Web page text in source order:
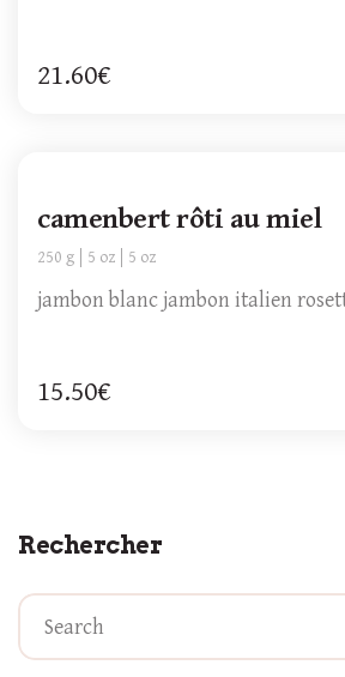
21.60€
camenbert rôti au miel
250 g 5 oz 5 oz
jambon blanc jambon italien
15.50€
Rechercher